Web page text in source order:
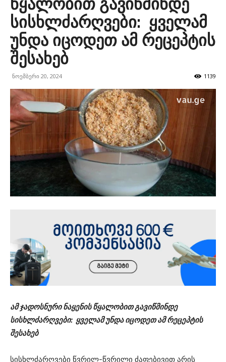
წყალობით გავიწმინდე
სისხლძარღვები: ყველამ
უნდა იცოდეთ ამ რეცეპტის
შესახებ
ნოემბერი 20, 2024 1139
ამ ჯადოსნური ნაყენის წყალობით გავიწმინდე
სისხლძარღვები: ყველამ უნდა იცოდეთ ამ რეცეპტის
შესახებ
სისხლძარღვები წვრილ-წვრილი ძაფებივით არის